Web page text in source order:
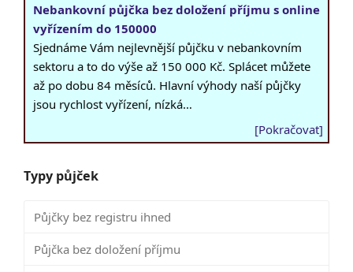
Nebankovní půjčka bez doložení příjmu s online
vyřízením do 150000
Sjednáme Vám nejlevnější půjčku v nebankovním
sektoru a to do výše až 150 000 Kč. Splácet můžete
až po dobu 84 měsíců. Hlavní výhody naší půjčky
jsou rychlost vyřízení, nízká…
[Pokračovat]
Typy půjček
Půjčky bez registru ihned
Půjčka bez doložení příjmu